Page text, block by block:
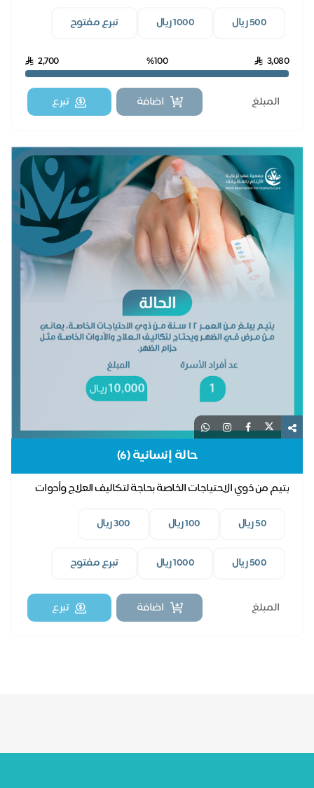
1000 ريال تبرع مفتوح
3,080
%100
2,700
اضافة تبرع
حالة إنسانية (6)
يتيم من ذوي الاحتياجات الخاصة بحاجة لتكاليف العلاج وأدوات
1000 ريال تبرع مفتوح
اضافة تبرع